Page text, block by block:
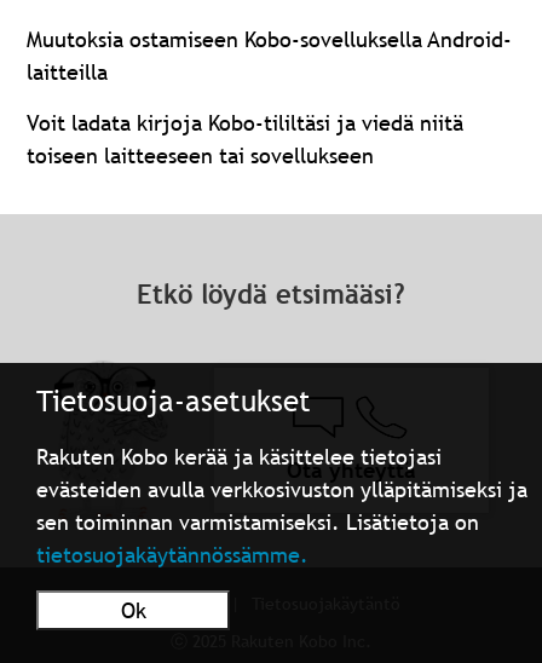
Tietosuoja-asetukset
Rakuten Kobo kerää ja käsittelee tietojasi
evästeiden avulla verkkosivuston ylläpitämiseksi ja
sen toiminnan varmistamiseksi. Lisätietoja on
tietosuojakäytännössämme.
Ok
Muutoksia ostamiseen Kobo-sovelluksella Android-
laitteilla
Voit ladata kirjoja Kobo-tililtäsi ja viedä niitä
toiseen laitteeseen tai sovellukseen
Etkö löydä etsimääsi?
Ota yhteyttä
Käyttöehdot